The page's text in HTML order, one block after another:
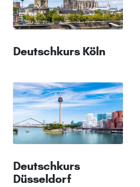
Deutschkurs Köln
Deutschkurs
Düsseldorf